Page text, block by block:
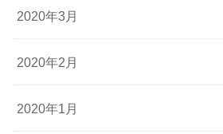
2020年3月
2020年2月
2020年1月